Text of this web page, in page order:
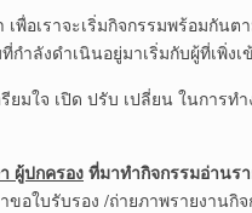
เพื่อเราจะเริ่มกิจกรรมพร้อมกัน
กำลังดำเนินอยู่มาเริ่มกับผู้ที่เพิ่งเ
ยมใจ เปิด ปรับ เปลี่ยน ในการ
ผู้ปกครองที่มาทำกิจกรรมอ่านร
อใบรับรอง /ถ่ายภาพรายงานกิ